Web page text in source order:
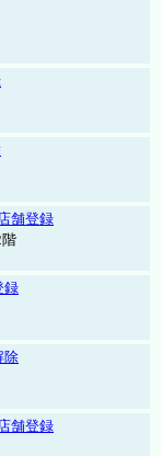
舗登録
録
除
舗登録